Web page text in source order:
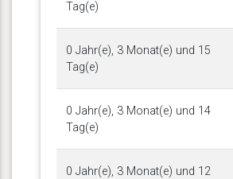
Tag(e)
0 Jahr(e), 3 Monat(e) und 15
Tag(e)
0 Jahr(e), 3 Monat(e) und 14
Tag(e)
0 Jahr(e), 3 Monat(e) und 12